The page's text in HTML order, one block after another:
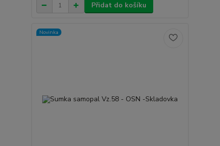
Přidat do košíku
Novinka